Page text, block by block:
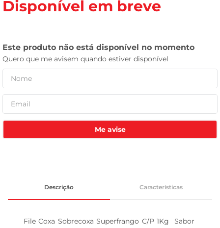
Disponível em breve
Me avise
Descrição Características
File Coxa Sobrecoxa Superfrango C/P 1Kg  Sabor
vinho
celular